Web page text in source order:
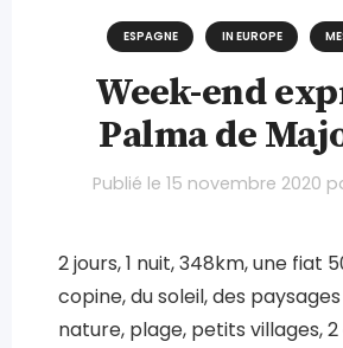
ESPAGNE IN EUROPE
Week-end
Palma de
Publié le 15 novembre 2020
2 jours, 1 nuit, 348km, une fiat
copine, du soleil, des
nature, plage, petits villages,